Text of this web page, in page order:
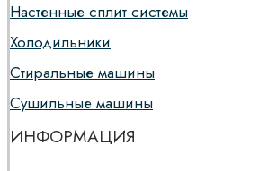
Настенные сплит системы
Холодильники
Стиральные машины
Сушильные машины
ИНФОРМАЦИЯ